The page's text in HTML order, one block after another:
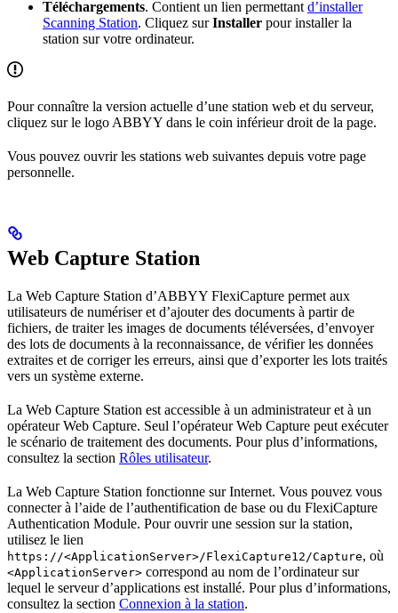
Téléchargements. Contient un lien permettant d’installer
Scanning Station. Cliquez surInstaller pour installer la
station sur votre ordinateur.
Pour connaître la version actuelle d’une station web et du serveur,
cliquez sur le logo ABBYY dans le coin inférieur droit de la page.
Vous pouvez ouvrir les stations web suivantes depuis votre page
personnelle.
Web Capture Station
La Web Capture Station d’ABBYY FlexiCapture permet aux
utilisateurs de numériser et d’ajouter des documents à partir de
fichiers, de traiter les images de documents téléversées, d’envoyer
des lots de documents à la reconnaissance, de vérifier les données
extraites et de corriger les erreurs, ainsi que d’exporter les lots traités
vers un système externe.
La Web Capture Station est accessible à un administrateur et à un
opérateur Web Capture. Seul l’opérateur Web Capture peut exécuter
le scénario de traitement des documents. Pour plus d’informations,
consultez la section Rôles utilisateur.
La Web Capture Station fonctionne sur Internet. Vous pouvez vous
connecter à l’aide de l’authentification de base ou du FlexiCapture
Authentication Module. Pour ouvrir une session sur la station,
utilisez le lien
https://<ApplicationServer>/FlexiCapture12/Capture, où
<ApplicationServer> correspond au nom de l’ordinateur sur
lequel le serveur d’applications est installé. Pour plus d’informations,
consultez la section Connexion à la station.